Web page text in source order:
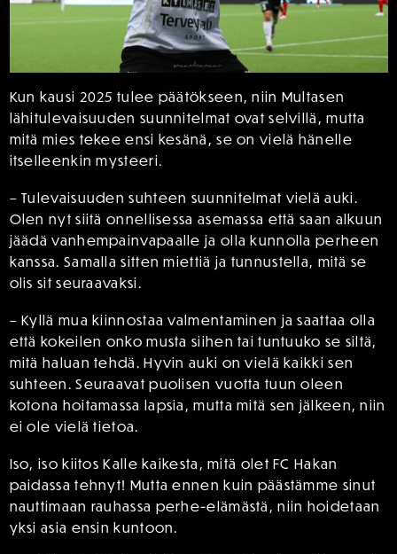
Kun kausi 2025 tulee päätökseen, niin Multasen
lähitulevaisuuden suunnitelmat ovat selvillä, mutta
mitä mies tekee ensi kesänä, se on vielä hänelle
itselleenkin mysteeri.
– Tulevaisuuden suhteen suunnitelmat vielä auki.
Olen nyt siitä onnellisessa asemassa että saan alkuun
jäädä vanhempainvapaalle ja olla kunnolla perheen
kanssa. Samalla sitten miettiä ja tunnustella, mitä se
olis sit seuraavaksi.
– Kyllä mua kiinnostaa valmentaminen ja saattaa olla
että kokeilen onko musta siihen tai tuntuuko se siltä,
mitä haluan tehdä. Hyvin auki on vielä kaikki sen
suhteen. Seuraavat puolisen vuotta tuun oleen
kotona hoitamassa lapsia, mutta mitä sen jälkeen, niin
ei ole vielä tietoa.
Iso, iso kiitos Kalle kaikesta, mitä olet FC Hakan
paidassa tehnyt! Mutta ennen kuin päästämme sinut
nauttimaan rauhassa perhe-elämästä, niin hoidetaan
yksi asia ensin kuntoon.